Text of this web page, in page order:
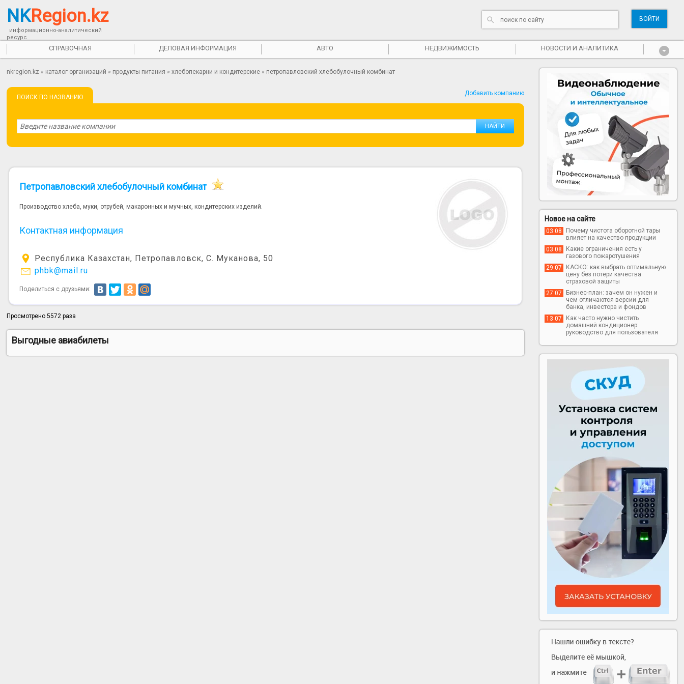
NKRegion.kz
информационно-аналитический
ресурс
ВОЙТИ
СПРАВОЧНАЯ ДЕЛОВАЯ ИНФОРМАЦИЯ АВТО НЕДВИЖИМОСТЬ НОВОСТИ И АНАЛИТИКА
nkregion.kz » каталог организаций » продукты питания »хлебопекарни и кондитерские » петропавловский хлебобулочный комбинат
ПОИСК ПО НАЗВАНИЮ
Добавить компанию
Петропавловский хлебобулочный комбинат
Производство хлеба, муки, отрубей, макаронных и мучных, кондитерских изделий.
Контактная информация
Республика Казахстан, Петропавловск, С. Муканова, 50
phbk@mail.ru
Поделиться с друзьями:
Просмотрено 5572 раза
Выгодные авиабилеты
Новое на сайте
03 08
Почему чистота оборотной тары
влияет на качество продукции
03 08
Какие ограничения есть у
газового пожаротушения
29 07
КАСКО: как выбрать оптимальную
цену без потери качества
страховой защиты
27 07
Бизнес-план: зачем он нужен и
чем отличаются версии для
банка, инвестора и фондов
13 07
Как часто нужно чистить
домашний кондиционер:
руководство для пользователя